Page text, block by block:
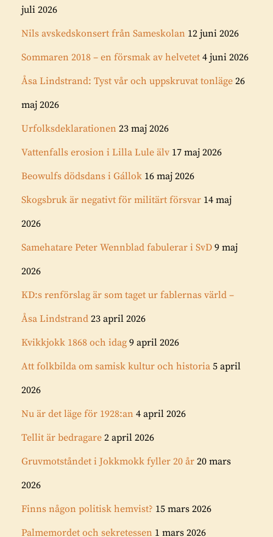
juli 2026
Nils avskedskonsert från Sameskolan 12 juni 2026
Sommaren 2018 – en försmak av helvetet 4 juni 2026
Åsa Lindstrand: Tyst vår och uppskruvat tonläge 26
maj 2026
Urfolksdeklarationen 23 maj 2026
Vattenfalls erosion i Lilla Lule älv 17 maj 2026
Beowulfs dödsdans i Gállok 16 maj 2026
Skogsbruk är negativt för militärt försvar 14 maj
2026
Samehatare Peter Wennblad fabulerar i SvD 9 maj
2026
KD:s renförslag är som taget ur fablernas värld –
Åsa Lindstrand 23 april 2026
Kvikkjokk 1868 och idag 9 april 2026
Att folkbilda om samisk kultur och historia 5 april
2026
Nu är det läge för 1928:an 4 april 2026
Tellit är bedragare 2 april 2026
Gruvmotståndet i Jokkmokk fyller 20 år 20 mars
2026
Finns någon politisk hemvist? 15 mars 2026
Palmemordet och sekretessen 1 mars 2026